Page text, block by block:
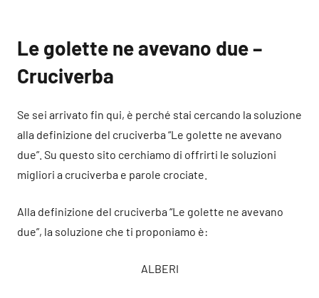
Le golette ne avevano due –
Cruciverba
Se sei arrivato fin qui, è perché stai cercando la soluzione
alla definizione del cruciverba “Le golette ne avevano
due”. Su questo sito cerchiamo di offrirti le soluzioni
migliori a cruciverba e parole crociate.
Alla definizione del cruciverba “Le golette ne avevano
due”, la soluzione che ti proponiamo è:
ALBERI